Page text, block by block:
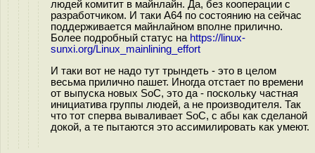
людей комитит в майнлайн. Да, без кооперации с
разработчиком. И таки A64 по состоянию на сейчас
поддерживается майнлайном вполне прилично.
Более подробный статус на https://linux-
sunxi.org/Linux_mainlining_effort
И таки вот не надо тут трындеть - это в целом
весьма прилично пашет. Иногда отстает по времени
от выпуска новых SoC, это да - поскольку частная
инициатива группы людей, а не производителя. Так
что тот сперва вываливает SoC, с абы как сделаной
докой, а те пытаются это ассимилировать как умеют.